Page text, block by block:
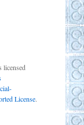
licensed
License.